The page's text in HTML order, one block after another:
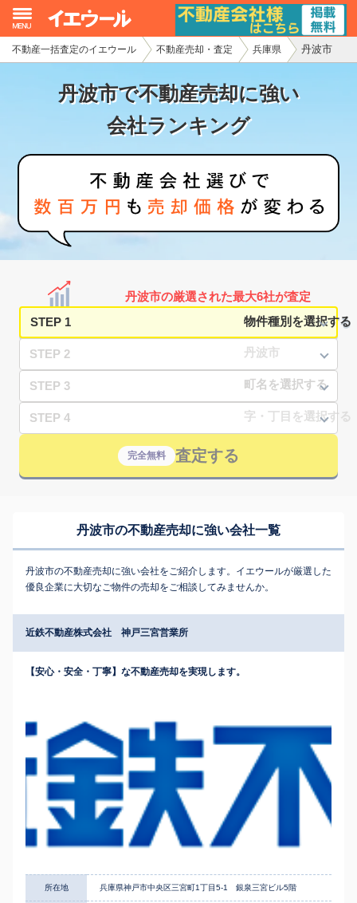
不動産一括査定のイエウール 不動産売却・査定 兵庫県 丹波市
丹波市で不動産売却に強い
会社ランキング
丹波市の厳選された最大6社が査定
STEP 1
STEP 2
STEP 3
STEP 4
完全無料 査定する
丹波市の不動産売却に強い会社一覧
丹波市の不動産売却に強い会社をご紹介します。イエウールが厳選した
優良企業に大切なご物件の売却をご相談してみませんか。
近鉄不動産株式会社 神戸三宮営業所
【安心・安全・丁寧】な不動産売却を実現します。
所在地 兵庫県神戸市中央区三宮町1丁目5-1 銀泉三宮ビル5階
イエウール加盟希望の不動産会社様
初めての方へ
不動産の売却・一括査定
家査定シミュレーター
お問い合わせ